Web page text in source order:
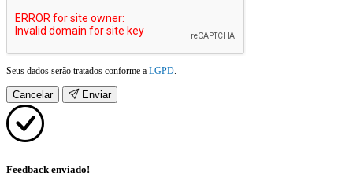
Seus dados serão tratados conforme a LGPD
Cancelar Enviar
Feedback enviado!